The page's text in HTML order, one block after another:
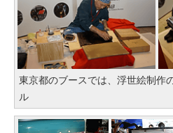
東京都のブースでは、浮世絵制作
ル